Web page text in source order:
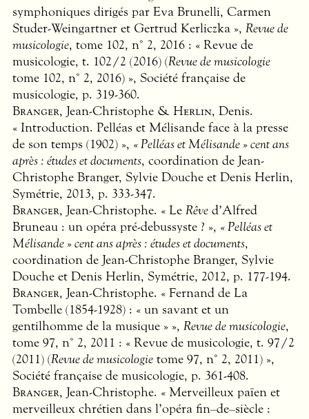
symphoniques dirigés par Eva Brunelli, Carmen
Studer-Weingartner et Gertrud Kerliczka », Revue de
musicologie, tome 102, n° 2, 2016 : « Revue de
musicologie, t. 102/2 (2016) (Revue de musicologie
tome 102, n° 2, 2016) », Société française de
musicologie, p. 319-360.
Branger, Jean-Christophe & Herlin, Denis.
« Introduction. Pelléas et Mélisande face à la presse
de son temps (1902) », « Pelléas et Mélisande » cent ans
après : études et documents, coordination de Jean-
Christophe Branger, Sylvie Douche et Denis Herlin,
Symétrie, 2013, p. 333-347.
Branger, Jean-Christophe. « Le Rêve d’Alfred
Bruneau : un opéra pré-debussyste ? », « Pelléas et
Mélisande » cent ans après : études et documents,
coordination de Jean-Christophe Branger, Sylvie
Douche et Denis Herlin, Symétrie, 2012, p. 177-194.
Branger, Jean-Christophe. « Fernand de La
Tombelle (1854-1928) : « un savant et un
gentilhomme de la musique » », Revue de musicologie,
tome 97, n° 2, 2011 : « Revue de musicologie, t. 97/2
(2011) (Revue de musicologie tome 97, n° 2, 2011) »,
Société française de musicologie, p. 361-408.
Branger, Jean-Christophe. « Merveilleux païen et
merveilleux chrétien dans l’opéra fin–de–siècle :